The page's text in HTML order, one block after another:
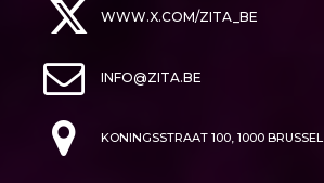
WWW.X.COM/ZITA_BE
INFO@ZITA.BE
KONINGSSTRAAT 100, 1000 BRUSSEL